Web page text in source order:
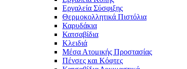
Εργαλεία Σύσφιξης
Θερμοκολλητικά Πιστόλια
Καρυδάκια
Κατσαβίδια
Κλειδιά
Μέσα Ατομικής Προστασίας
Πένσες και Κόφτες